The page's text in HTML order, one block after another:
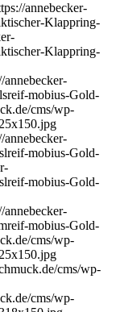
annebecker-
Klappring-
Klappring-
annebecker-
mobius-Gold-
cms/wp-
annebecker-
mobius-Gold-
mobius-Gold-
annebecker-
mobius-Gold-
cms/wp-
cms/wp-
cms/wp-